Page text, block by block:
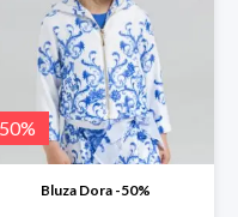
50%
Bluza Dora -50%